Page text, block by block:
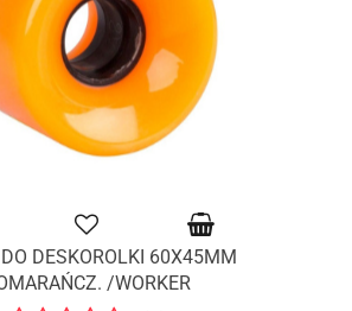
DESKOROLKI 60X45MM
/WORKER